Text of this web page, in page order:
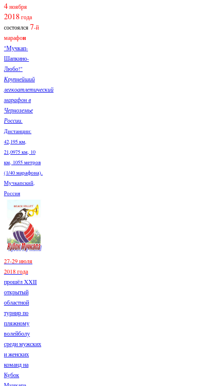
4ноября
2018 года
состоялся7-й
марафон
"Мучкап-
Шапкино-
Любо!"
Крупнейший
легкоатлетический
марафон в
Черноземье
России.
Дистанции:
42,195 км,
21,0975 км, 10
км, 1055 метров
(1/40 марафона).
Мучкапский,
Россия
27-29 июля
2018 года
прошёл XXII
открытый
областной
турнир по
пляжному
волейболу
среди мужских
и женских
команд на
Кубок